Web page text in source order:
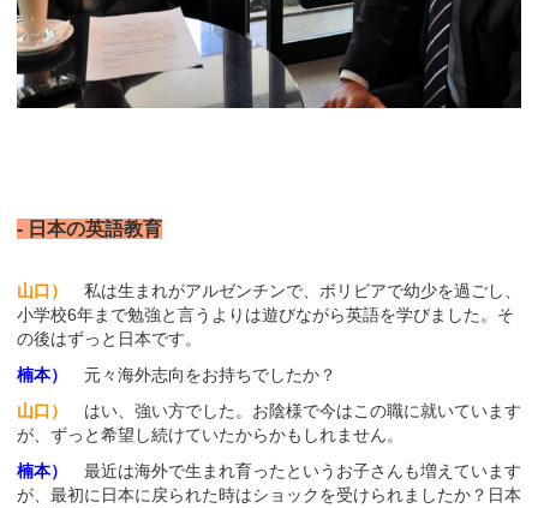
- 日本の英語教育
山口） 私は生まれがアルゼンチンで、ボリビアで幼少を過ごし、
小学校6年まで勉強と言うよりは遊びながら英語を学びました。そ
の後はずっと日本です。
楠本）
元々海外志向をお持ちでしたか？
山口）
はい、強い方でした。お陰様で今はこの職に就いています
が、ずっと希望し続けていたからかもしれません。
楠本）
最近は海外で生まれ育ったというお子さんも増えています
が、最初に日本に戻られた時はショックを受けられましたか？日本